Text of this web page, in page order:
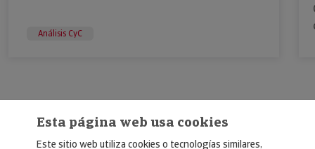
Análisis CyC
Esta página web usa cookies
Este sitio web utiliza cookies o tecnologías similares,